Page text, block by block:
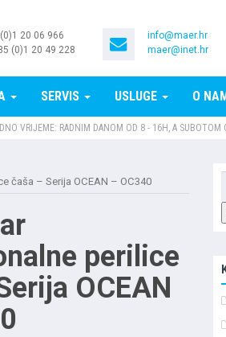
20 06 966
(0)1 20 49 228
info@maer.hr
maer@inet.hr
SERVIS USLUGE O
VRIJEME: RADNIM DANOM OD 8 - 16H, A SUBOTOM
čaša – Serija OCEAN – OC340
perilice
OCEAN